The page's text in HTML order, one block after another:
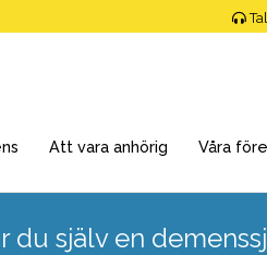
Att vara anhörig Våra
du själv en